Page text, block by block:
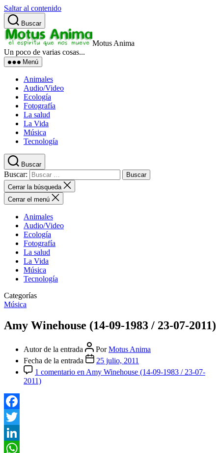
Saltar al contenido
Buscar
Motus Anima
Un poco de varias cosas...
Menú
Animales
Audio/Video
Ecología
Fotografía
La salud
La Vida
Música
Tecnología
Buscar
Buscar:
Cerrar la búsqueda
Cerrar el menú
Animales
Audio/Video
Ecología
Fotografía
La salud
La Vida
Música
Tecnología
Categorías
Música
Amy Winehouse (14-09-1983 / 23-07-2011)
Autor de la entrada PorMotus Anima
Fecha de la entrada
25 julio, 2011
1 comentario en Amy Winehouse (14-09-1983 / 23-07-
2011)
Facebook
Twitter
LinkedIn